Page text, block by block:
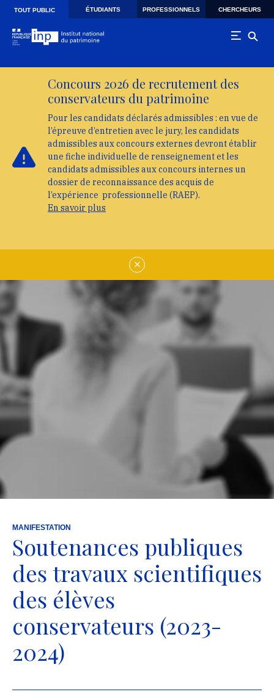
Skip to main navigation
Aller au contenu principal
TOUT PUBLIC ÉTUDIANTS PROFESSIONNELS CHERCHEURS
Concours 2026 de recrutement des
conservateurs du patrimoine
Pour les candidats déclarés admissibles : en vue de
l’épreuve d’entretien avec le jury, les candidats
admissibles aux concours externes devront établir
une fiche individuelle de renseignement et les
candidats admissibles aux concours internes un
dossier de reconnaissance des acquis de
l’expérience professionnelle (RAEP).
En savoir plus
MANIFESTATION
Soutenances publiques
des travaux scientifiques
des élèves
conservateurs (2023-
2024)